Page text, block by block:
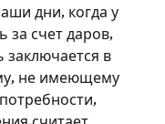
дни, когда у
за счет даров,
заключается в
не имеющему